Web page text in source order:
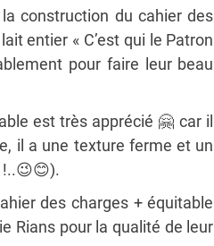
construction du cahier des
entier « C’est qui le Patron
pour faire leur beau
est très apprécié 🤗 car il
il a une texture ferme et un
😉😊).
des charges + équitable
Rians pour la qualité de leur